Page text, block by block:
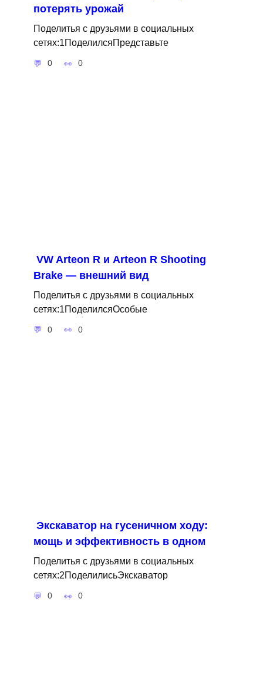
потерять урожай
Поделитья с друзьями в социальных
сетях:1ПоделилсяПредставьте
0 0
VW Arteon R и Arteon R Shooting
Brake — внешний вид
Поделитья с друзьями в социальных
сетях:1ПоделилсяОсобые
0 0
Экскаватор на гусеничном ходу:
мощь и эффективность в одном
Поделитья с друзьями в социальных
сетях:2ПоделилисьЭкскаватор
0 0